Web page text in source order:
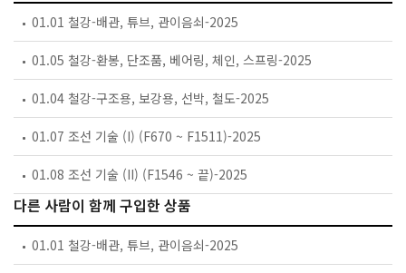
01.01 철강-배관, 튜브, 관이음쇠-2025
01.05 철강-환봉, 단조품, 베어링, 체인, 스프링-2025
01.04 철강-구조용, 보강용, 선박, 철도-2025
01.07 조선 기술 (I) (F670 ~ F1511)-2025
01.08 조선 기술 (II) (F1546 ~ 끝)-2025
다른 사람이 함께 구입한 상품
01.01 철강-배관, 튜브, 관이음쇠-2025